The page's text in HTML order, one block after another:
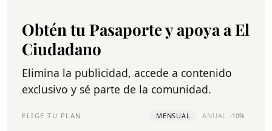
Obtén tu Pasaporte y apoya a El
Ciudadano
Elimina la publicidad, accede a contenido
exclusivo y sé parte de la comunidad.
ELIGE TU PLAN MENSUAL ANUAL -10%